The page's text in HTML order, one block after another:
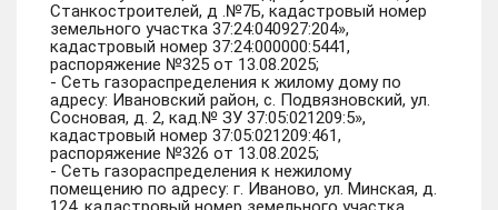
Станкостроителей, д .№7Б, кадастровый номер
земельного участка 37:24:040927:204»,
кадастровый номер 37:24:000000:5441,
распоряжение №325 от 13.08.2025;
- Сеть газораспределения к жилому дому по
адресу: Ивановский район, с. Подвязновский, ул.
Сосновая, д. 2, кад.№ ЗУ 37:05:021209:5»,
кадастровый номер 37:05:021209:461,
распоряжение №326 от 13.08.2025;
- Сеть газораспределения к нежилому
помещению по адресу: г. Иваново, ул. Минская, д.